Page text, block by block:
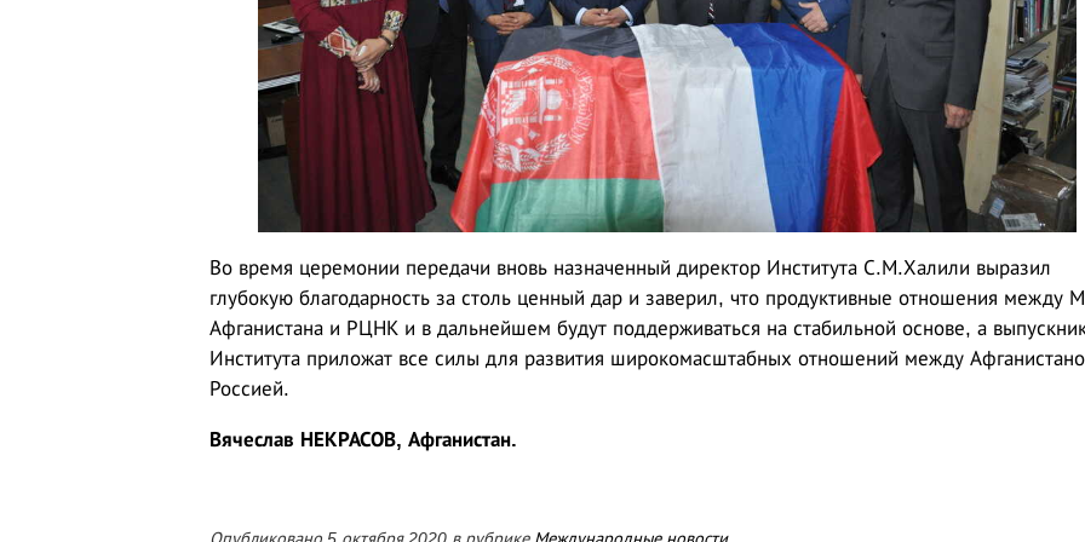
Во время церемонии передачи вновь назначенный директор Института С.М.Халили выразил
глубокую благодарность за столь ценный дар и заверил, что продуктивные отношения между
Афганистана и РЦНК и в дальнейшем будут поддерживаться на стабильной основе, а
Института приложат все силы для развития широкомасштабных отношений между
Россией.
Вячеслав НЕКРАСОВ, Афганистан.